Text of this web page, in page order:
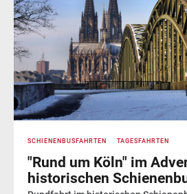
SCHIENENBUSFAHRTEN TAGESFAHRTEN
"Rund um Köln" im
historischen